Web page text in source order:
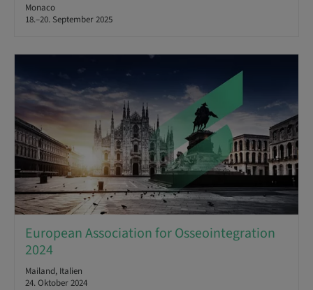
Monaco
18.–20. September 2025
European Association for Osseointegration
2024
Mailand, Italien
24. Oktober 2024